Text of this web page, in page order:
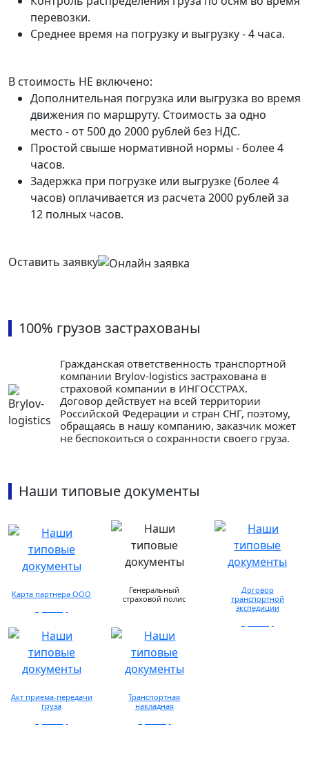
перевозки.
Среднее время на погрузку и выгрузку - 4 часа.
В стоимость НЕ включено:
Дополнительная погрузка или выгрузка во время
движения по маршруту. Стоимость за одно
место - от 500 до 2000 рублей без НДС.
Простой свыше нормативной нормы - более 4
часов.
Задержка при погрузке или выгрузке (более 4
часов) оплачивается из расчета 2000 рублей за
12 полных часов.
Оставить заявку
100% грузов застрахованы
Гражданская ответственность транспортной
компании Brylov-logistics застрахована в
страховой компании в ИНГОСCТРАХ.
Договор действует на всей территории
Российской Федерации и стран СНГ, поэтому,
обращаясь в нашу компанию, заказчик может
не беспокоиться о сохранности своего груза.
Наши типовые документы
Карта партнера ООО
Генеральный
страховой полис
Договор
транспортной
экспедиции
Акт приема-передачи
груза
Транспортная
накладная